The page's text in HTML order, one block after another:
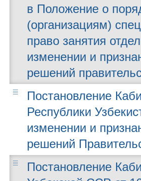
в Положение о
(организациям)
право занятия
изменении и
решений
Постановление
Республики
изменении и
решений
Постановление